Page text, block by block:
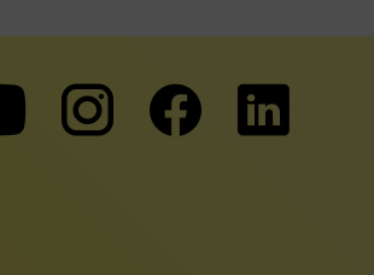
Zu
unserer
Zu
unserer
Zu
unserer